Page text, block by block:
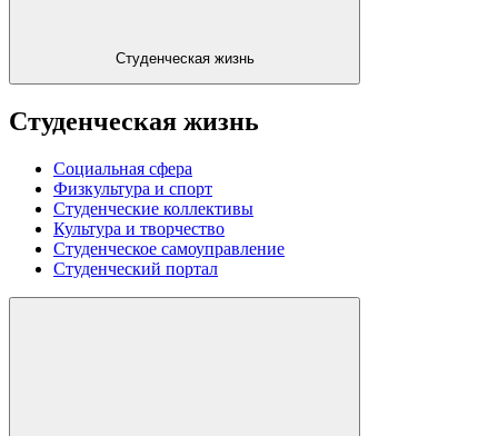
Студенческая жизнь
Студенческая жизнь
Социальная сфера
Физкультура и спорт
Студенческие коллективы
Культура и творчество
Студенческое самоуправление
Студенческий портал